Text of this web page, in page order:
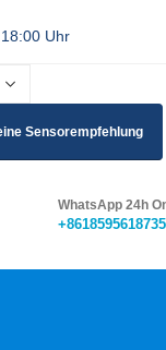
Uhr
Sensorempfehlung
WhatsApp 24h
+8618595618735